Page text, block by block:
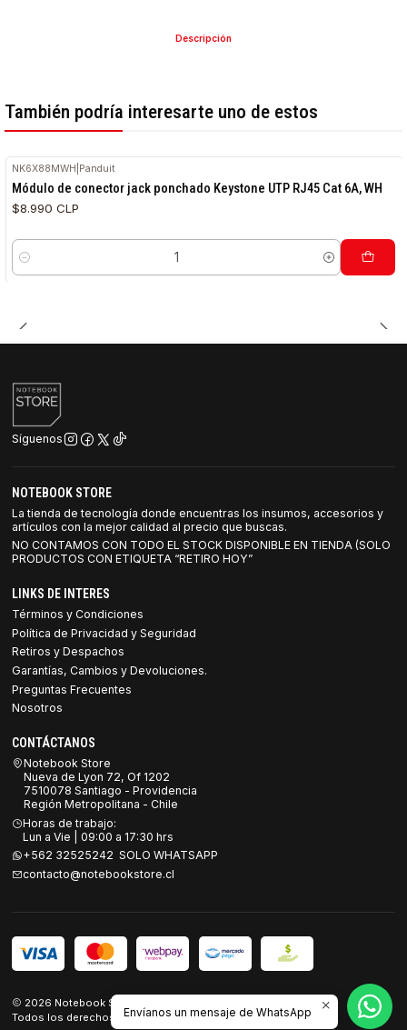
Descripción
También podría interesarte uno de estos
NK6X88MWH Panduit
Módulo de conector jack ponchado Keystone UTP RJ45 Cat 6A, WH
$8.990 CLP
Cantidad
Síguenos
NOTEBOOK STORE
La tienda de tecnología donde encuentras los insumos, accesorios y
artículos con la mejor calidad al precio que buscas.
NO CONTAMOS CON TODO EL STOCK DISPONIBLE EN TIENDA (SOLO
PRODUCTOS CON ETIQUETA “RETIRO HOY”
LINKS DE INTERES
Términos y Condiciones
Política de Privacidad y Seguridad
Retiros y Despachos
Garantías, Cambios y Devoluciones.
Preguntas Frecuentes
Nosotros
CONTÁCTANOS
Notebook Store
Nueva de Lyon 72, Of 1202
7510078 Santiago - Providencia
Región Metropolitana - Chile
Horas de trabajo:
Lun a Vie | 09:00 a 17:30 hrs
+562 32525242 SOLO WHATSAPP
contacto@notebookstore.cl
2026 Notebook Store.
Todos los derechos reservados.Desarrollado por Jumpseller
Envíanos un mensaje de WhatsApp